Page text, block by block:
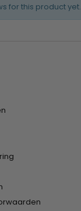
for this product yet.